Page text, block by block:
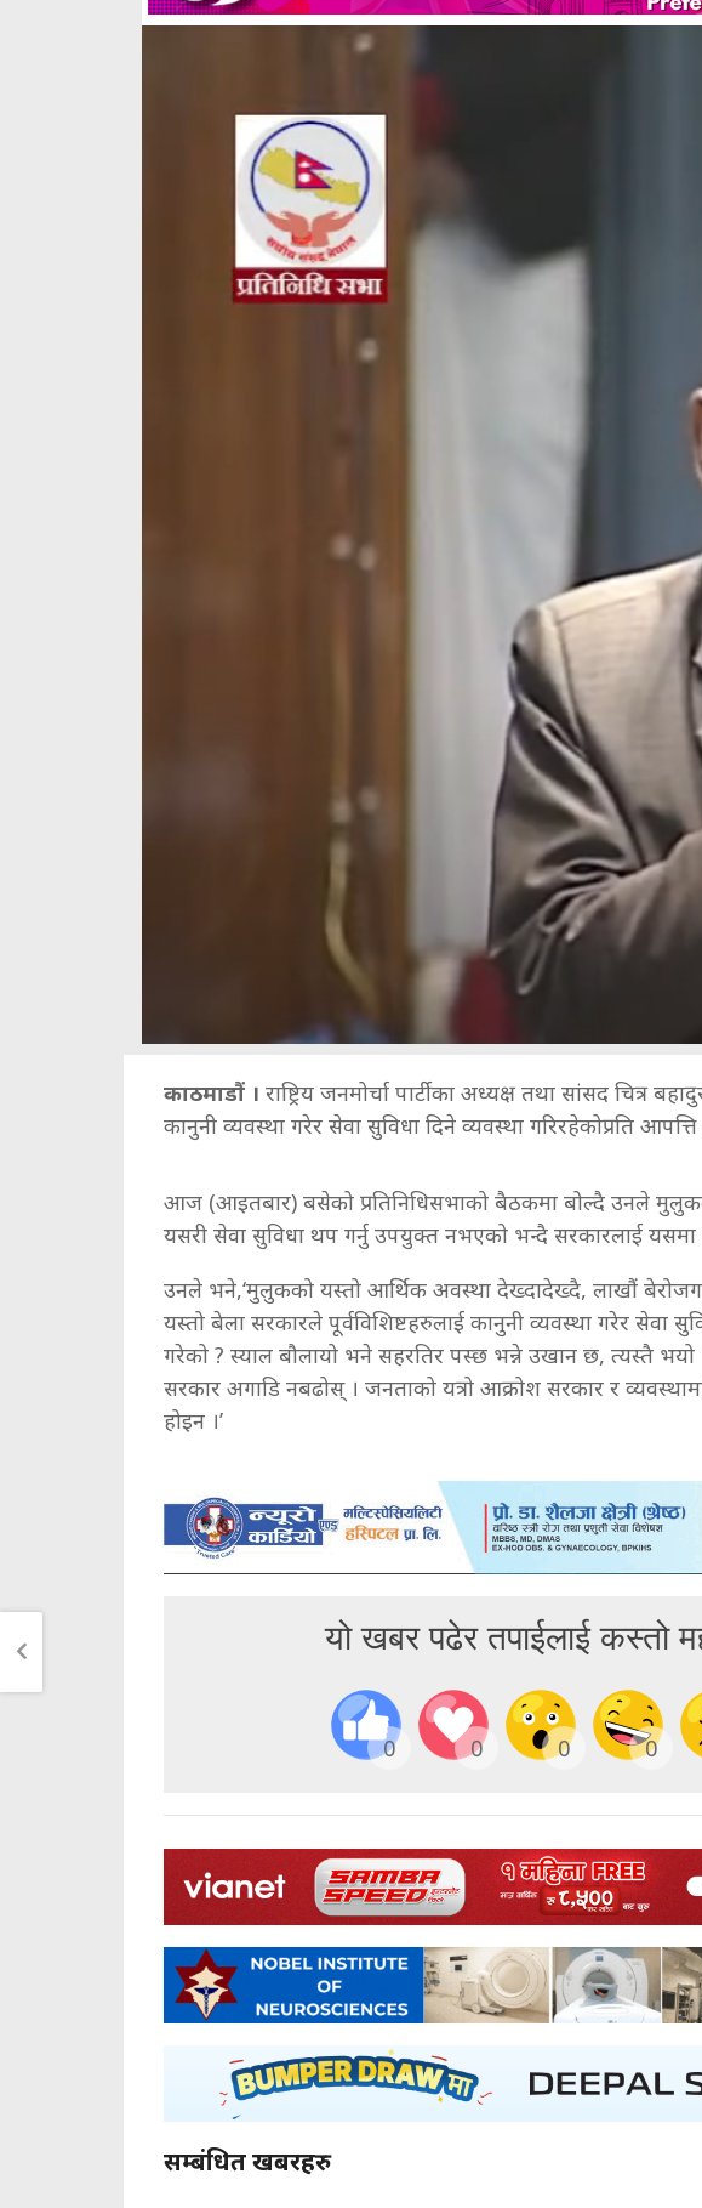
काठमाडौं । राष्ट्रिय जनमोर्चा पार्टीका अध्यक्ष तथा सांसद चित्र
कानुनी व्यवस्था गरेर सेवा सुविधा दिने व्यवस्था गरिरहेकोप्रति
आज (आइतबार) बसेको प्रतिनिधिसभाको बैठकमा बोल्दै उनले
यसरी सेवा सुविधा थप गर्नु उपयुक्त नभएको भन्दै सरकारलाई यसमा
उनले भने,‘मुलुकको यस्तो आर्थिक अवस्था देख्दादेख्दै, लाखौं
यस्तो बेला सरकारले पूर्वविशिष्टहरुलाई कानुनी व्यवस्था गरेर सेवा
गरेको ? स्याल बौलायो भने सहरतिर पस्छ भन्ने उखान छ, त्यस्तै भयो
सरकार अगाडि नबढोस् । जनताको यत्रो आक्रोश सरकार र
होइन ।’
यो खबर पढेर तपाईलाई कस्तो
0 0 0 0
सम्बंधित खबरहरु